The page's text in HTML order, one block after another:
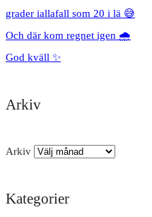
grader iallafall som 20 i lä 😅
Och där kom regnet igen 🌧️
God kväll ✨
Arkiv
Arkiv
Kategorier